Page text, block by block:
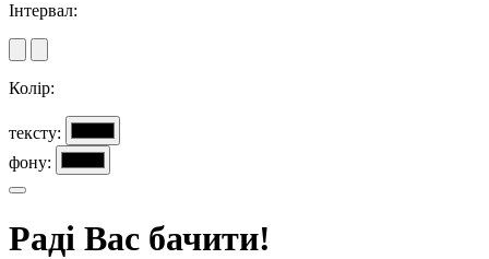
Інтервал:
Колір:
тексту:
фону:
Раді Вас бачити!